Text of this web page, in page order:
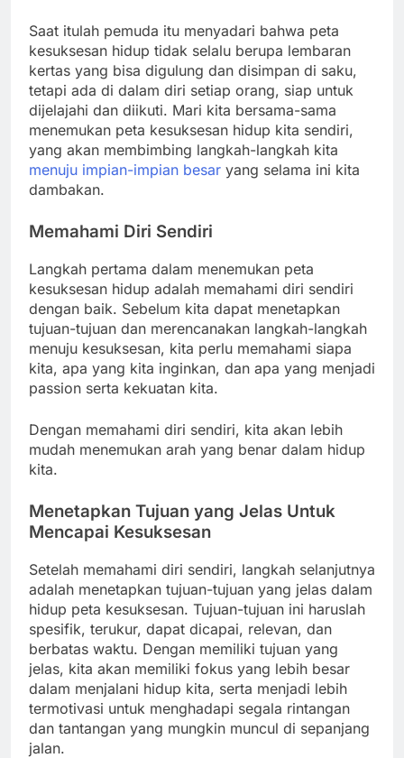
Saat itulah pemuda itu menyadari bahwa peta
kesuksesan hidup tidak selalu berupa lembaran
kertas yang bisa digulung dan disimpan di saku,
tetapi ada di dalam diri setiap orang, siap untuk
dijelajahi dan diikuti. Mari kita bersama-sama
menemukan peta kesuksesan hidup kita sendiri,
yang akan membimbing langkah-langkah kita
menuju impian-impian besar yang selama ini kita
dambakan.
Memahami Diri Sendiri
Langkah pertama dalam menemukan peta
kesuksesan hidup adalah memahami diri sendiri
dengan baik. Sebelum kita dapat menetapkan
tujuan-tujuan dan merencanakan langkah-langkah
menuju kesuksesan, kita perlu memahami siapa
kita, apa yang kita inginkan, dan apa yang menjadi
passion serta kekuatan kita.
Dengan memahami diri sendiri, kita akan lebih
mudah menemukan arah yang benar dalam hidup
kita.
Menetapkan Tujuan yang Jelas Untuk
Mencapai Kesuksesan
Setelah memahami diri sendiri, langkah selanjutnya
adalah menetapkan tujuan-tujuan yang jelas dalam
hidup peta kesuksesan. Tujuan-tujuan ini haruslah
spesifik, terukur, dapat dicapai, relevan, dan
berbatas waktu. Dengan memiliki tujuan yang
jelas, kita akan memiliki fokus yang lebih besar
dalam menjalani hidup kita, serta menjadi lebih
termotivasi untuk menghadapi segala rintangan
dan tantangan yang mungkin muncul di sepanjang
jalan.